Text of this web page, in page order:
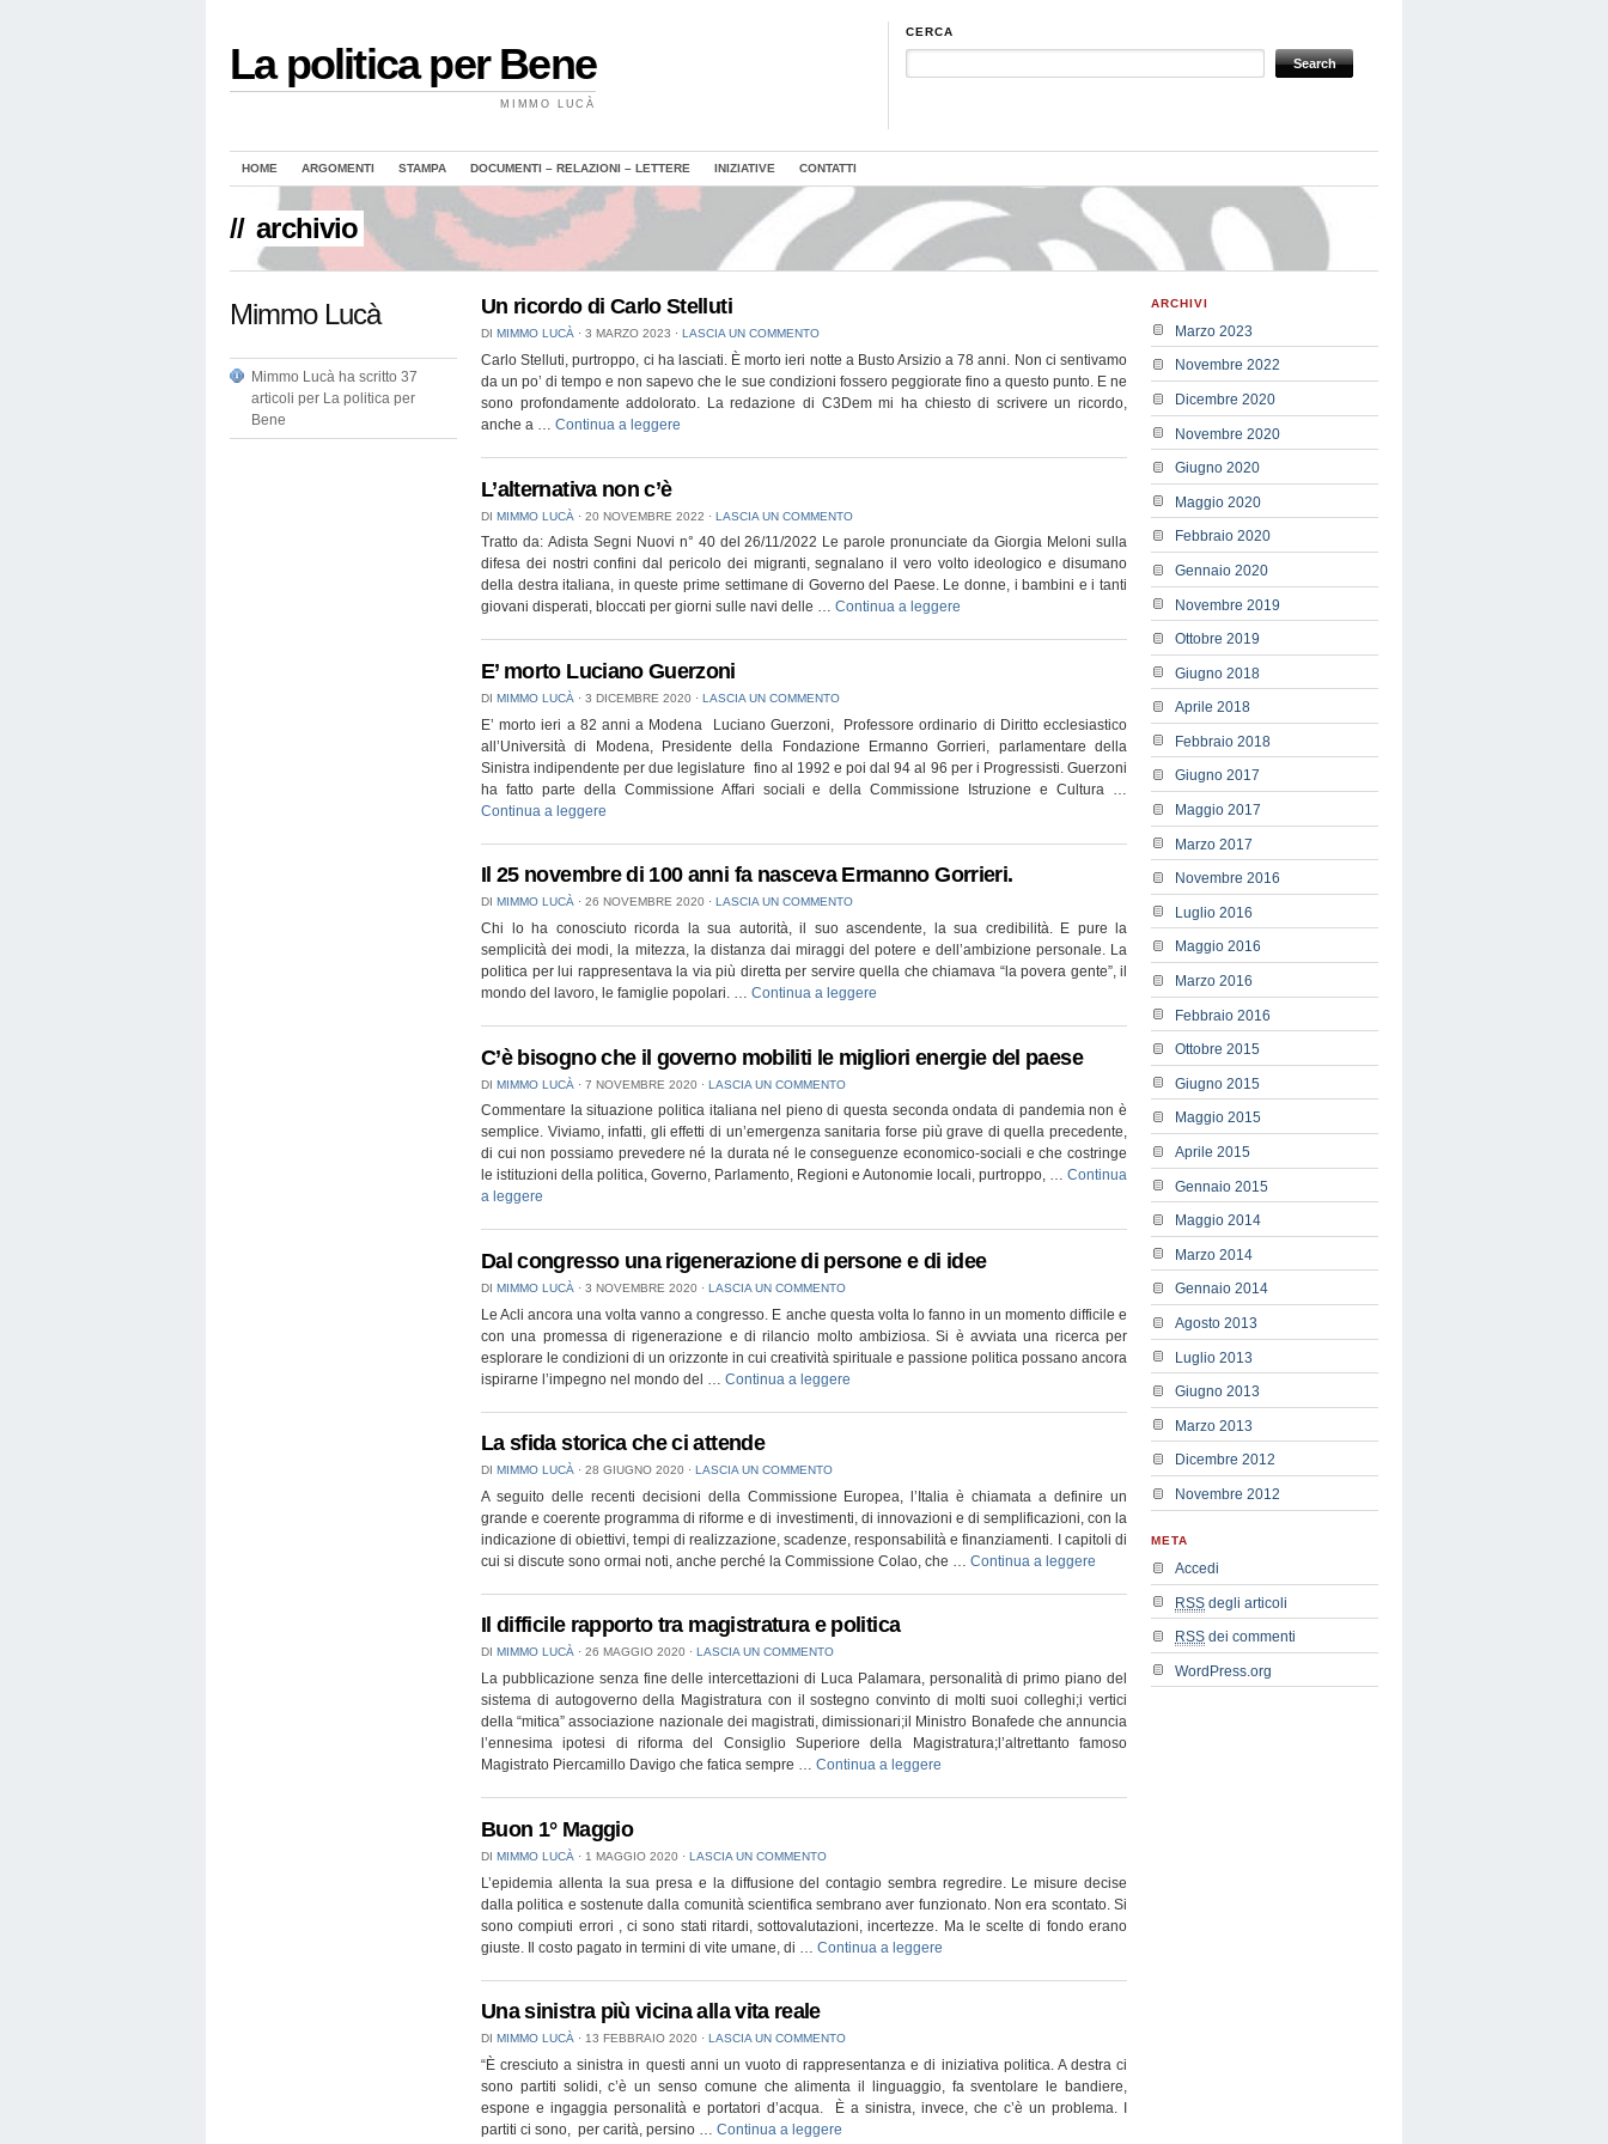
La politica per Bene
MIMMO LUCÀ
CERCA
HOME ARGOMENTI STAMPA DOCUMENTI – RELAZIONI – LETTERE INIZIATIVE CONTATTI
// archivio
Mimmo Lucà
Mimmo Lucà ha scritto 37
articoli per La politica per
Bene
Un ricordo di Carlo Stelluti
DI MIMMO LUCÀ ⋅ 3 MARZO 2023 ⋅ LASCIA UN COMMENTO
Carlo Stelluti, purtroppo, ci ha lasciati. È morto ieri notte a Busto Arsizio a 78 anni. Non ci sentivamo
da un po’ di tempo e non sapevo che le sue condizioni fossero peggiorate fino a questo punto. E ne
sono profondamente addolorato. La redazione di C3Dem mi ha chiesto di scrivere un ricordo,
anche a … Continua a leggere
L’alternativa non c’è
DI MIMMO LUCÀ ⋅ 20 NOVEMBRE 2022 ⋅ LASCIA UN COMMENTO
Tratto da: Adista Segni Nuovi n° 40 del 26/11/2022 Le parole pronunciate da Giorgia Meloni sulla
difesa dei nostri confini dal pericolo dei migranti, segnalano il vero volto ideologico e disumano
della destra italiana, in queste prime settimane di Governo del Paese. Le donne, i bambini e i tanti
giovani disperati, bloccati per giorni sulle navi delle … Continua a leggere
E’ morto Luciano Guerzoni
DI MIMMO LUCÀ ⋅ 3 DICEMBRE 2020 ⋅ LASCIA UN COMMENTO
E’ morto ieri a 82 anni a Modena Luciano Guerzoni, Professore ordinario di Diritto ecclesiastico
all’Università di Modena, Presidente della Fondazione Ermanno Gorrieri, parlamentare della
Sinistra indipendente per due legislature fino al 1992 e poi dal 94 al 96 per i Progressisti. Guerzoni
ha fatto parte della Commissione Affari sociali e della Commissione Istruzione e Cultura …
Continua a leggere
Il 25 novembre di 100 anni fa nasceva Ermanno Gorrieri.
DI MIMMO LUCÀ ⋅ 26 NOVEMBRE 2020 ⋅ LASCIA UN COMMENTO
Chi lo ha conosciuto ricorda la sua autorità, il suo ascendente, la sua credibilità. E pure la
semplicità dei modi, la mitezza, la distanza dai miraggi del potere e dell’ambizione personale. La
politica per lui rappresentava la via più diretta per servire quella che chiamava “la povera gente”, il
mondo del lavoro, le famiglie popolari. … Continua a leggere
C’è bisogno che il governo mobiliti le migliori energie del paese
DI MIMMO LUCÀ ⋅ 7 NOVEMBRE 2020 ⋅ LASCIA UN COMMENTO
Commentare la situazione politica italiana nel pieno di questa seconda ondata di pandemia non è
semplice. Viviamo, infatti, gli effetti di un’emergenza sanitaria forse più grave di quella precedente,
di cui non possiamo prevedere né la durata né le conseguenze economico-sociali e che costringe
le istituzioni della politica, Governo, Parlamento, Regioni e Autonomie locali, purtroppo, … Continua
a leggere
Dal congresso una rigenerazione di persone e di idee
DI MIMMO LUCÀ ⋅ 3 NOVEMBRE 2020 ⋅ LASCIA UN COMMENTO
Le Acli ancora una volta vanno a congresso. E anche questa volta lo fanno in un momento difficile e
con una promessa di rigenerazione e di rilancio molto ambiziosa. Si è avviata una ricerca per
esplorare le condizioni di un orizzonte in cui creatività spirituale e passione politica possano ancora
ispirarne l’impegno nel mondo del … Continua a leggere
La sfida storica che ci attende
DI MIMMO LUCÀ ⋅ 28 GIUGNO 2020 ⋅ LASCIA UN COMMENTO
A seguito delle recenti decisioni della Commissione Europea, l’Italia è chiamata a definire un
grande e coerente programma di riforme e di investimenti, di innovazioni e di semplificazioni, con la
indicazione di obiettivi, tempi di realizzazione, scadenze, responsabilità e finanziamenti. I capitoli di
cui si discute sono ormai noti, anche perché la Commissione Colao, che … Continua a leggere
Il difficile rapporto tra magistratura e politica
DI MIMMO LUCÀ ⋅ 26 MAGGIO 2020 ⋅ LASCIA UN COMMENTO
La pubblicazione senza fine delle intercettazioni di Luca Palamara, personalità di primo piano del
sistema di autogoverno della Magistratura con il sostegno convinto di molti suoi colleghi;i vertici
della “mitica” associazione nazionale dei magistrati, dimissionari;il Ministro Bonafede che annuncia
l’ennesima ipotesi di riforma del Consiglio Superiore della Magistratura;l’altrettanto famoso
Magistrato Piercamillo Davigo che fatica sempre … Continua a leggere
Buon 1° Maggio
DI MIMMO LUCÀ ⋅ 1 MAGGIO 2020 ⋅ LASCIA UN COMMENTO
L’epidemia allenta la sua presa e la diffusione del contagio sembra regredire. Le misure decise
dalla politica e sostenute dalla comunità scientifica sembrano aver funzionato. Non era scontato. Si
sono compiuti errori , ci sono stati ritardi, sottovalutazioni, incertezze. Ma le scelte di fondo erano
giuste. Il costo pagato in termini di vite umane, di … Continua a leggere
Una sinistra più vicina alla vita reale
DI MIMMO LUCÀ ⋅ 13 FEBBRAIO 2020 ⋅ LASCIA UN COMMENTO
“È cresciuto a sinistra in questi anni un vuoto di rappresentanza e di iniziativa politica. A destra ci
sono partiti solidi, c’è un senso comune che alimenta il linguaggio, fa sventolare le bandiere,
espone e ingaggia personalità e portatori d’acqua. È a sinistra, invece, che c’è un problema. I
partiti ci sono, per carità, persino … Continua a leggere
ARCHIVI
Marzo 2023
Novembre 2022
Dicembre 2020
Novembre 2020
Giugno 2020
Maggio 2020
Febbraio 2020
Gennaio 2020
Novembre 2019
Ottobre 2019
Giugno 2018
Aprile 2018
Febbraio 2018
Giugno 2017
Maggio 2017
Marzo 2017
Novembre 2016
Luglio 2016
Maggio 2016
Marzo 2016
Febbraio 2016
Ottobre 2015
Giugno 2015
Maggio 2015
Aprile 2015
Gennaio 2015
Maggio 2014
Marzo 2014
Gennaio 2014
Agosto 2013
Luglio 2013
Giugno 2013
Marzo 2013
Dicembre 2012
Novembre 2012
META
Accedi
RSS degli articoli
RSS dei commenti
WordPress.org